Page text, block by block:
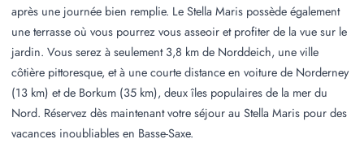
après une journée bien remplie. Le Stella Maris possède également
une terrasse où vous pourrez vous asseoir et profiter de la vue sur le
jardin. Vous serez à seulement 3,8 km de Norddeich, une ville
côtière pittoresque, et à une courte distance en voiture de Norderney
(13 km) et de Borkum (35 km), deux îles populaires de la mer du
Nord. Réservez dès maintenant votre séjour au Stella Maris pour des
vacances inoubliables en Basse-Saxe.